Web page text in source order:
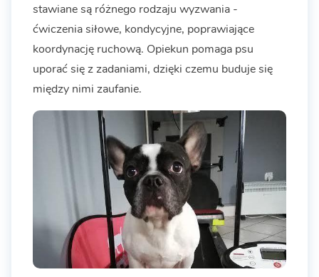
stawiane są różnego rodzaju wyzwania -
ćwiczenia siłowe, kondycyjne, poprawiające
koordynację ruchową. Opiekun pomaga psu
uporać się z zadaniami, dzięki czemu buduje się
między nimi zaufanie.